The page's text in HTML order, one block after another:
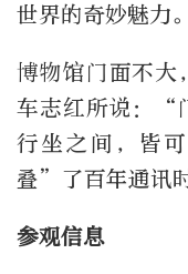
世界的奇妙魅力。
博物馆门面不
车志红所说：“
行坐之间，皆
叠”了百年通讯时
参观信息